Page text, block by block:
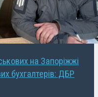
на Запоріжжі
бухгалтерів: ДБР